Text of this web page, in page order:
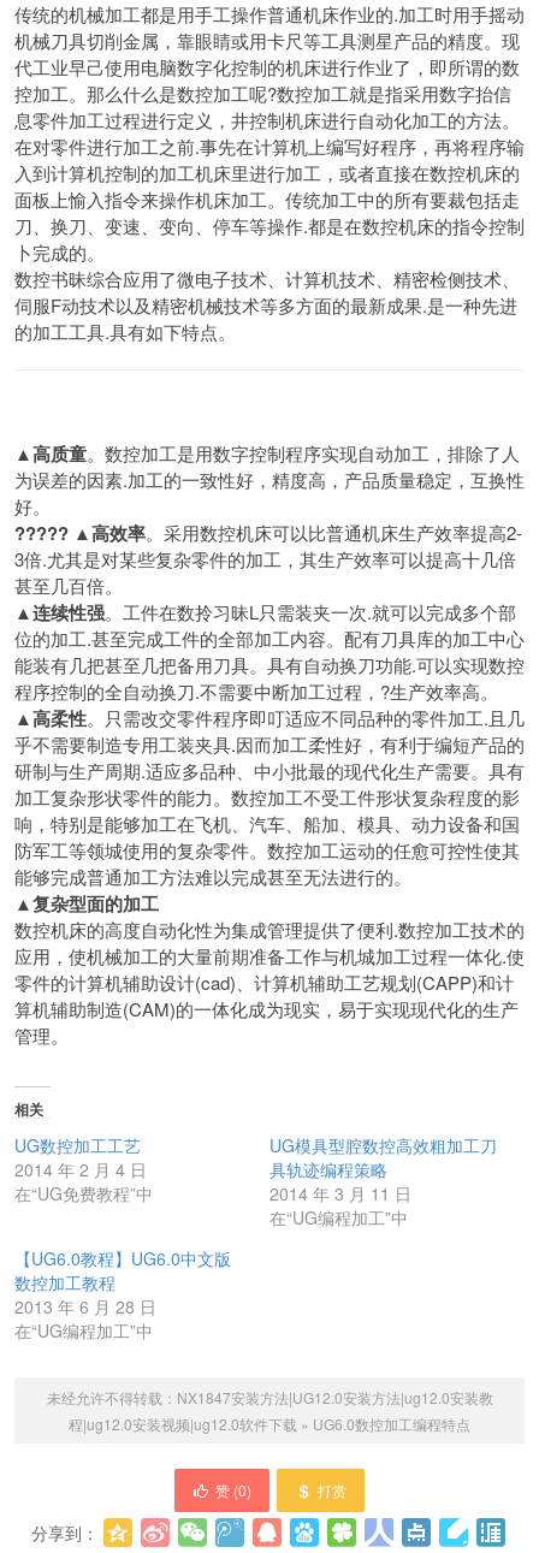
传统的机械加工都是用手工操作普通机床作业的.加工时用手摇动
机械刀具切削金属，靠眼睛或用卡尺等工具测星产品的精度。现
代工业早己使用电脑数字化控制的机床进行作业了，即所谓的数
控加工。那么什么是数控加工呢?数控加工就是指采用数字抬信
息零件加工过程进行定义，井控制机床进行自动化加工的方法。
在对零件进行加工之前.事先在计算机上编写好程序，再将程序输
入到计算机控制的加工机床里进行加工，或者直接在数控机床的
面板上愉入指令来操作机床加工。传统加工中的所有要裁包括走
刀、换刀、变速、变向、停车等操作.都是在数控机床的指令控制
卜完成的。
数控书昧综合应用了微电子技术、计算机技术、精密检侧技术、
伺服F动技术以及精密机械技术等多方面的最新成果.是一种先进
的加工工具.具有如下特点。
▲高质童。数控加工是用数字控制程序实现自动加工，排除了人
为误差的因素.加工的一致性好，精度高，产品质量稳定，互换性
好。
????? ▲高效率。采用数控机床可以比普通机床生产效率提高2-
3倍.尤其是对某些复杂零件的加工，其生产效率可以提高十几倍
甚至几百倍。
▲连续性强。工件在数拎习昧L只需装夹一次.就可以完成多个部
位的加工.甚至完成工件的全部加工内容。配有刀具库的加工中心
能装有几把甚至几把备用刀具。具有自动换刀功能.可以实现数控
程序控制的全自动换刀.不需要中断加工过程，?生产效率高。
▲高柔性。只需改交零件程序即叮适应不同品种的零件加工.且几
乎不需要制造专用工装夹具.因而加工柔性好，有利于编短产品的
研制与生产周期.适应多品种、中小批最的现代化生产需要。具有
加工复杂形状零件的能力。数控加工不受工件形状复杂程度的影
响，特别是能够加工在飞机、汽车、船加、模具、动力设备和国
防军工等领城使用的复杂零件。数控加工运动的任愈可控性使其
能够完成普通加工方法难以完成甚至无法进行的。
▲复杂型面的加工
数控机床的高度自动化性为集成管理提供了便利.数控加工技术的
应用，使机械加工的大量前期准备工作与机城加工过程一体化.使
零件的计算机辅助设计(cad)、计算机辅助工艺规划(CAPP)和计
算机辅助制造(CAM)的一体化成为现实，易于实现现代化的生产
管理。
相关
UG数控加工工艺
2014 年 2 月 4 日
在“UG免费教程”中
UG模具型腔数控高效粗加工刀
具轨迹编程策略
2014 年 3 月 11 日
在“UG编程加工”中
【UG6.0教程】UG6.0中文版
数控加工教程
2013 年 6 月 28 日
在“UG编程加工”中
未经允许不得转载： NX1847安装方法|UG12.0安装方法|ug12.0安装教
程|ug12.0安装视频|ug12.0软件下载 » UG6.0数控加工编程特点
赞 (0) 打赏
分享到：